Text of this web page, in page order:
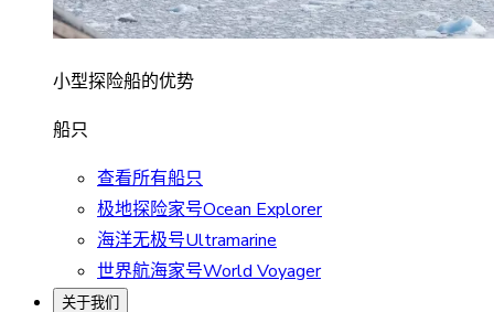
小型探险船的优势
船只
查看所有船只
极地探险家号Ocean Explorer
海洋无极号Ultramarine
世界航海家号World Voyager
关于我们